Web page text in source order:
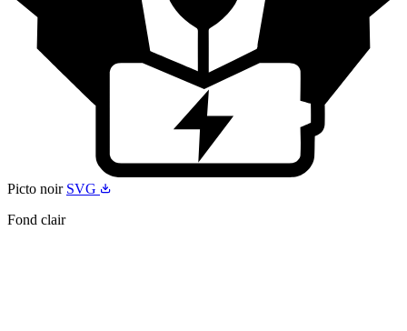
Picto noir SVG
Fond clair